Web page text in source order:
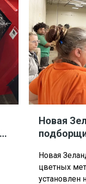
Новая
Новая
цветных
установлен